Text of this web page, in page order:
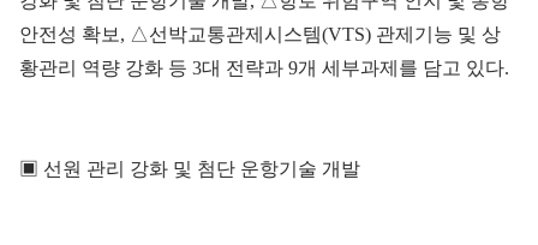
안전성 확보, △선박교통관제시스템(VTS) 관제기능 및 상
황관리 역량 강화 등 3대 전략과 9개 세부과제를 담고 있다.
▣ 선원 관리 강화 및 첨단 운항기술 개발